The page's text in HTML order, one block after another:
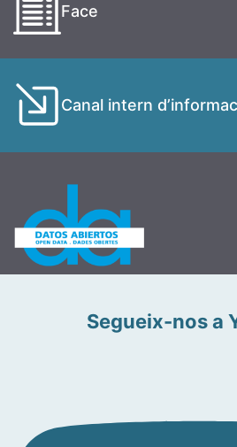
Face
Canal intern
Segueix-nos a